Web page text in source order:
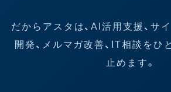
だからアスタは、AI活用支援、サ
開発、メルマガ改善、IT相談をひ
止めます。